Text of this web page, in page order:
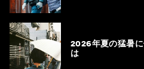
2026年夏の猛暑
は